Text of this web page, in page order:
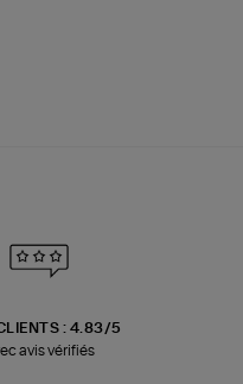
: 4.83/5
avis vérifiés